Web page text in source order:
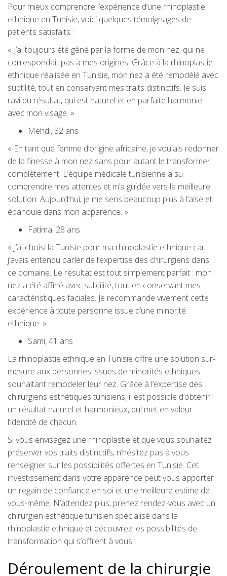
Pour mieux comprendre l’expérience d’une rhinoplastie
ethnique en Tunisie, voici quelques témoignages de
patients satisfaits :
« J’ai toujours été gêné par la forme de mon nez, qui ne
correspondait pas à mes origines. Grâce à la rhinoplastie
ethnique réalisée en Tunisie, mon nez a été remodélé avec
subtilité, tout en conservant mes traits distinctifs. Je suis
ravi du résultat, qui est naturel et en parfaite harmonie
avec mon visage. »
Mehdi, 32 ans
« En tant que femme d’origine africaine, je voulais redonner
de la finesse à mon nez sans pour autant le transformer
complètement. L’équipe médicale tunisienne a su
comprendre mes attentes et m’a guidée vers la meilleure
solution. Aujourd’hui, je me sens beaucoup plus à l’aise et
épanouie dans mon apparence. »
Fatima, 28 ans
« J’ai choisi la Tunisie pour ma rhinoplastie ethnique car
j’avais entendu parler de l’expertise des chirurgiens dans
ce domaine. Le résultat est tout simplement parfait : mon
nez a été affiné avec subtilité, tout en conservant mes
caractéristiques faciales. Je recommande vivement cette
expérience à toute personne issue d’une minorité
ethnique. »
Sami, 41 ans
La rhinoplastie ethnique en Tunisie offre une solution sur-
mesure aux personnes issues de minorités ethniques
souhaitant remodeler leur nez. Grâce à l’expertise des
chirurgiens esthétiques tunisiens, il est possible d’obtenir
un résultat naturel et harmonieux, qui met en valeur
l’identité de chacun.
Si vous envisagez une rhinoplastie et que vous souhaitez
préserver vos traits distinctifs, n’hésitez pas à vous
renseigner sur les possibilités offertes en Tunisie. Cet
investissement dans votre apparence peut vous apporter
un regain de confiance en soi et une meilleure estime de
vous-même. N’attendez plus, prenez rendez-vous avec un
chirurgien esthétique tunisien spécialisé dans la
rhinoplastie ethnique et découvrez les possibilités de
transformation qui s’offrent à vous !
Déroulement de la chirurgie